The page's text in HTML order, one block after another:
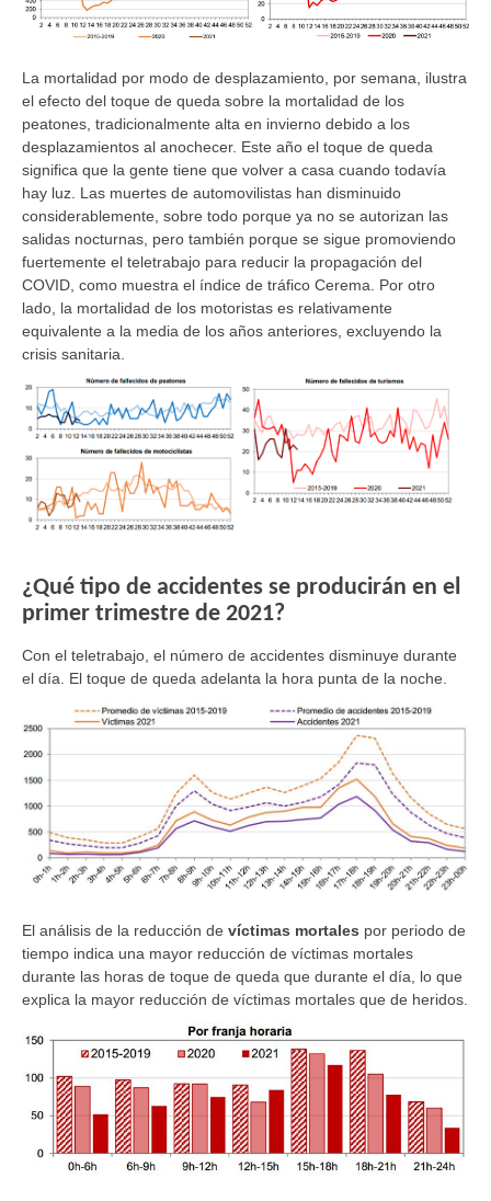
La mortalidad por modo de desplazamiento, por semana, ilustra
el efecto del toque de queda sobre la mortalidad de los
peatones, tradicionalmente alta en invierno debido a los
desplazamientos al anochecer. Este año el toque de queda
significa que la gente tiene que volver a casa cuando todavía
hay luz. Las muertes de automovilistas han disminuido
considerablemente, sobre todo porque ya no se autorizan las
salidas nocturnas, pero también porque se sigue promoviendo
fuertemente el teletrabajo para reducir la propagación del
COVID, como muestra el índice de tráfico Cerema. Por otro
lado, la mortalidad de los motoristas es relativamente
equivalente a la media de los años anteriores, excluyendo la
crisis sanitaria.
¿Qué tipo de accidentes se producirán en el
primer trimestre de 2021?
Con el teletrabajo, el número de accidentes disminuye durante
el día. El toque de queda adelanta la hora punta de la noche.
El análisis de la reducción de víctimas mortales por periodo de
tiempo indica una mayor reducción de víctimas mortales
durante las horas de toque de queda que durante el día, lo que
explica la mayor reducción de víctimas mortales que de heridos.